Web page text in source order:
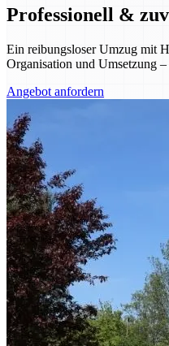
Professionell &
Ein reibungsloser Umzug mit
Organisation und Umsetzung
Angebot anfordern